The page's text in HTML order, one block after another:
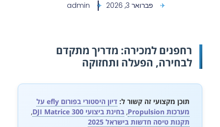
פברואר 3, 2026 admin
רחפנים למכירה: מדריך מתקדם
לבחירה, הפעלה ותחזוקה
תוכן מקצועי זה קשור ל:
דיון היסטורי בפורום efly על
מערכות Propulsion
, בחינת ביצועי DJI Matrice 300
,
תקנות טיסה חדשות בישראל 2025